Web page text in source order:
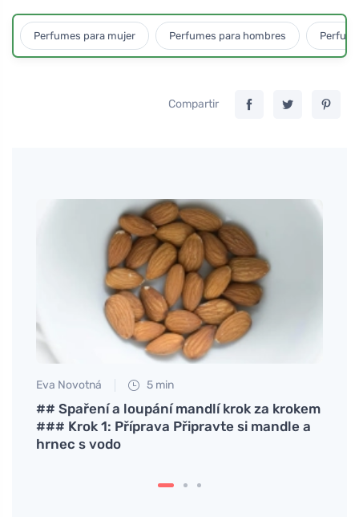
Perfumes para mujer Perfumes para hombres
Compartir
Eva Novotná 5 min
## Spaření a loupání mandlí krok za krokem
### Krok 1: Příprava Připravte si mandle a
hrnec s vodo